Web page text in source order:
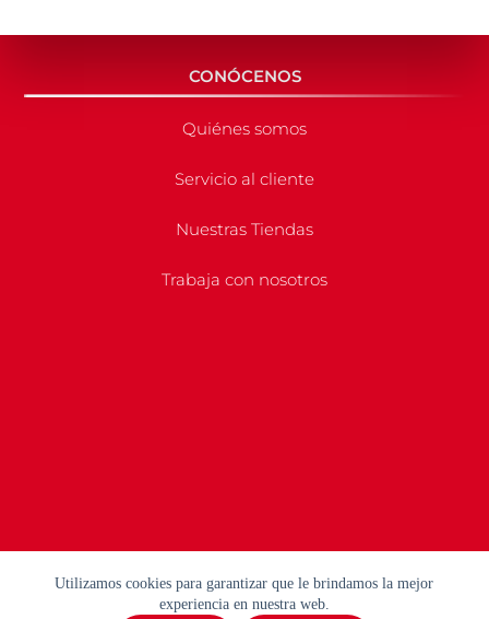
Utilizamos cookies para garantizar que le brindamos la mejor
experiencia en nuestra web.
CONÓCENOS
Quiénes somos
Servicio al cliente
Nuestras Tiendas
Trabaja con nosotros